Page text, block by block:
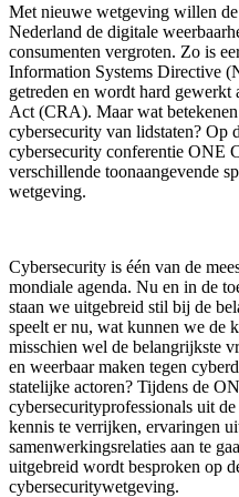
Met nieuwe wetgeving willen
Nederland de digitale
consumenten vergroten. Zo is
Information Systems Directive
getreden en wordt hard
Act (CRA). Maar wat
cybersecurity van lidstaten? Op
cybersecurity conferentie ONE
verschillende toonaangevende
wetgeving.
Cybersecurity is één van de
mondiale agenda. Nu en in de
staan we uitgebreid stil bij de
speelt er nu, wat kunnen we de
misschien wel de belangrijkste
en weerbaar maken tegen
statelijke actoren? Tijdens de
cybersecurityprofessionals uit
kennis te verrijken, ervaringen
samenwerkingsrelaties aan te
uitgebreid wordt besproken op
cybersecuritywetgeving.